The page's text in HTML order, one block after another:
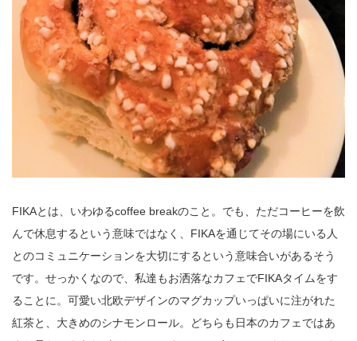
FIKAとは、いわゆるcoffee breakのこと。でも、ただコーヒーを飲
んで休息するという意味ではなく、FIKAを通じてその場にいる人
とのコミュニケーションを大切にするという意味合いがあるそう
です。せっかくなので、私達もお洒落なカフェでFIKAタイムをす
ることに。可愛い北欧デザインのマグカップいっぱいに注がれた
紅茶と、大きめのシナモンロール。どちらも日本のカフェではあ